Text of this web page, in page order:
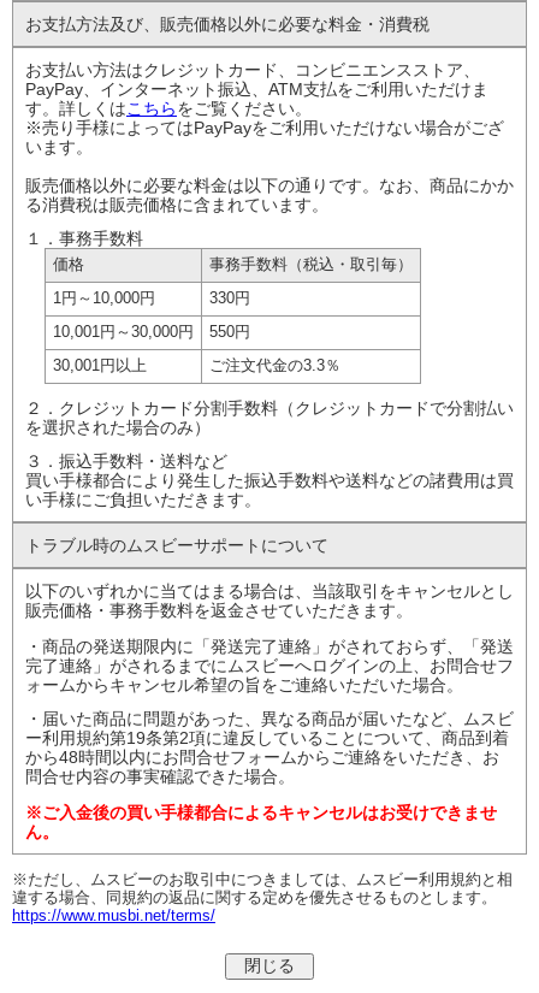
お支払方法及び、 販売価格以外に必要な料金・消費税
お支払い方法はクレジットカード、コンビニエンスストア、
PayPay、インターネット振込、ATM支払をご利用いただけま
す。詳しくはこちらをご覧ください。
※売り手様によってはPayPayをご利用いただけない場合がござ
います。
販売価格以外に必要な料金は以下の通りです。なお、商品にかか
る消費税は販売価格に含まれています。
１．事務手数料
価格 事務手数料 （税込・取引毎）
1円 ～10,000円
330円
10,001円 ～30,000円
550円
30,001円以上
ご注文代金の3.3％
２．クレジットカード分割手数料（クレジットカードで分割払い
を選択された場合のみ）
３．振込手数料・送料など
買い手様都合により発生した振込手数料や送料などの諸費用は買
い手様にご負担いただきます。
トラブル時のムスビーサポート について
以下のいずれかに当てはまる場合は、当該取引をキャンセルとし
販売価格・事務手数料を返金させていただきます。
・商品の発送期限内に「発送完了連絡」がされておらず、「発送
完了連絡」がされるまでにムスビーへログインの上、お問合せフ
ォームからキャンセル希望の旨をご連絡いただいた場合。
・届いた商品に問題があった、異なる商品が届いたなど、ムスビ
ー利用規約第19条第2項に違反していることについて、商品到着
から48時間以内にお問合せフォームからご連絡をいただき、お
問合せ内容の事実確認できた場合。
※ご入金後の買い手様都合によるキャンセルはお受けできませ
ん。
※ただし、ムスビーのお取引中につきましては、ムスビー利用規約と相
違する場合、同規約の返品に関する定めを優先させるものとします。
https://www.musbi.net/terms/